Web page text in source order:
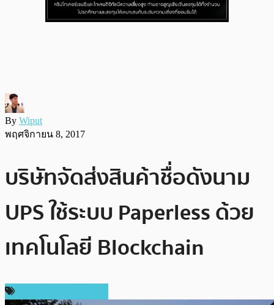
By Wiput
พฤศจิกายน 8, 2017
บริษัทจัดส่งสินค้าชื่อดังนาม
UPS ใช้ระบบ Paperless ด้วย
เทคโนโลยี Blockchain